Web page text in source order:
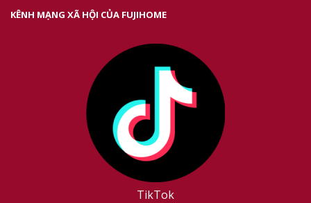
KÊNH MẠNG XÃ HỘI CỦA FUJIHOME
TikTok